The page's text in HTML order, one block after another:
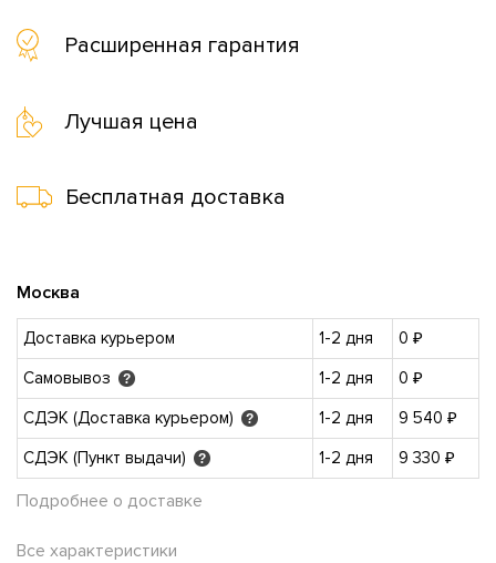
Расширенная гарантия
Лучшая цена
Бесплатная доставка
Москва
Доставка курьером 1-2 дня
0 ₽
Самовывоз
? 1-2 дня
0 ₽
СДЭК (Доставка курьером)
? 1-2 дня
9 540 ₽
СДЭК (Пункт выдачи)
? 1-2 дня 9 330 ₽
Подробнее о доставке
Все характеристики